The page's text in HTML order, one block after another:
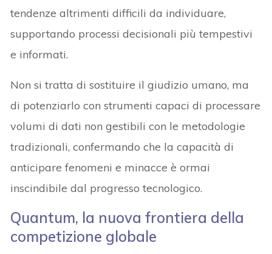
tendenze altrimenti difficili da individuare,
supportando processi decisionali più tempestivi
e informati.
Non si tratta di sostituire il giudizio umano, ma
di potenziarlo con strumenti capaci di processare
volumi di dati non gestibili con le metodologie
tradizionali, confermando che la capacità di
anticipare fenomeni e minacce è ormai
inscindibile dal progresso tecnologico.
Quantum, la nuova frontiera della
competizione globale